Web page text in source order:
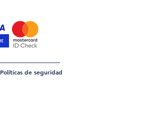
Políticas de seguridad